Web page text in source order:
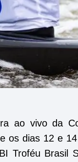
ao vivo da
os dias 12 e
Troféu Brasil